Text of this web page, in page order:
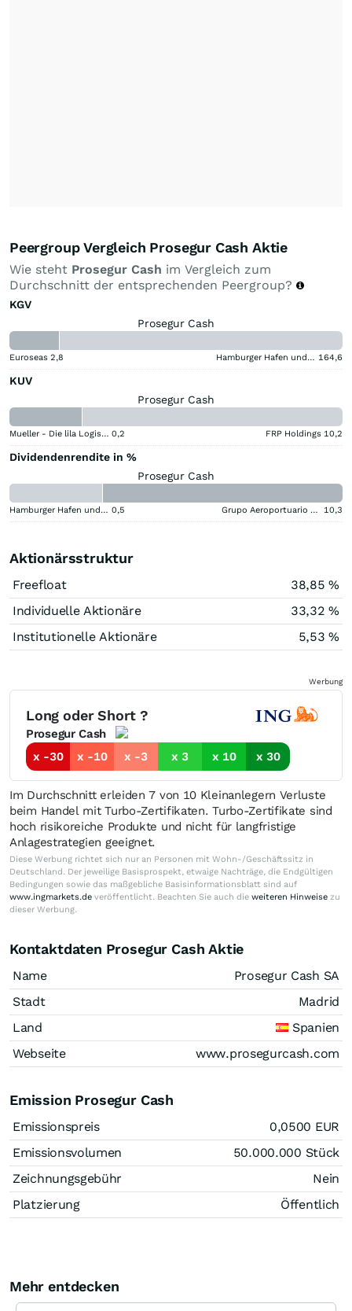
Peergroup Vergleich Prosegur Cash Aktie
Wie steht Prosegur Cash im Vergleich zum
Durchschnitt der entsprechenden Peergroup?
KGV
Prosegur Cash
Euroseas 2,8 Hamburger Hafen und Logistik 164,6
KUV
Prosegur Cash
Mueller - Die lila Logistik 0,2 FRP Holdings 10,2
Dividendenrendite in %
Prosegur Cash
Hamburger Hafen und Logistik 0,5 Grupo Aeroportuario del Centro Norte SAB de CV (B) (B) 10,3
Aktionärsstruktur
Freefloat
38,85 %
Individuelle Aktionäre
33,32 %
Institutionelle Aktionäre
5,53 %
Werbung
Long oder Short ?
Prosegur Cash
x -30
x -10 x -3 x 3 x 10 x 30
Im Durchschnitt erleiden 7 von 10 Kleinanlegern Verluste
beim Handel mit Turbo-Zertifikaten. Turbo-Zertifikate sind
hoch risikoreiche Produkte und nicht für langfristige
Anlagestrategien geeignet.
Diese Werbung richtet sich nur an Personen mit Wohn-/Geschäftssitz in
Deutschland. Der jeweilige Basisprospekt, etwaige Nachträge, die Endgültigen
Bedingungen sowie das maßgebliche Basisinformationsblatt sind auf
www.ingmarkets.de veröffentlicht. Beachten Sie auch die weiteren Hinweise zu
dieser Werbung.
Kontaktdaten Prosegur Cash Aktie
Name
Prosegur Cash SA
Stadt
Madrid
Land
Spanien
Webseite
www.prosegurcash.com
Emission Prosegur Cash
Emissionspreis 0,0500 EUR
Emissionsvolumen
50.000.000 Stück
Zeichnungsgebühr
Nein
Platzierung
Öffentlich
Mehr entdecken